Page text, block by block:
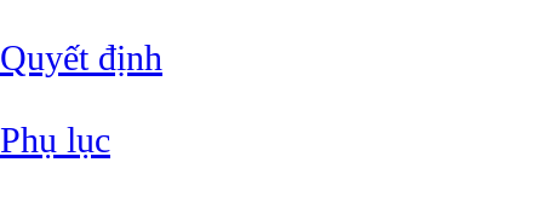
Quyết định
Phụ lục